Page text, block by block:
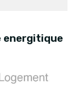
energitique